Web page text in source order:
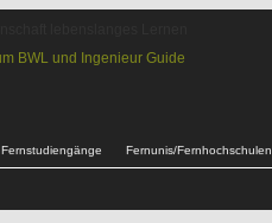
Fernstudiengänge Fernunis/Fernhochschulen